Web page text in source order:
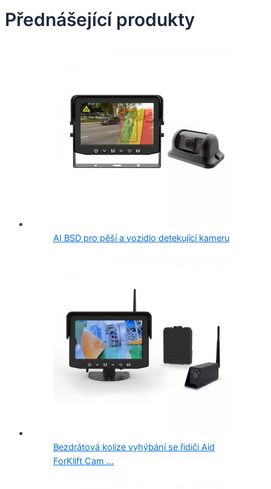
Přednášející produkty
AI BSD pro pěší a vozidlo detekující kameru
Bezdrátová kolize vyhýbání se řidiči Aid
ForKlift Cam ...